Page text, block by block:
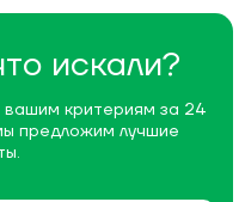
искали?
критериям за 24
предложим лучшие